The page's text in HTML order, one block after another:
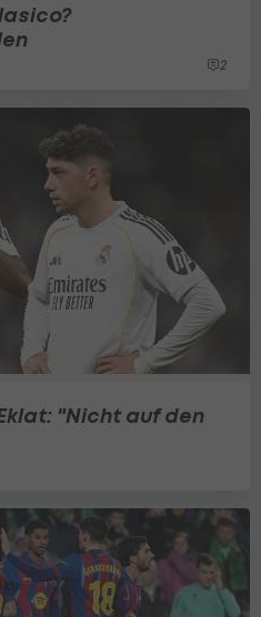
2
"Nicht auf den